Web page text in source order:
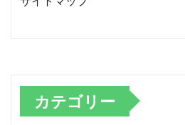
カテゴリー